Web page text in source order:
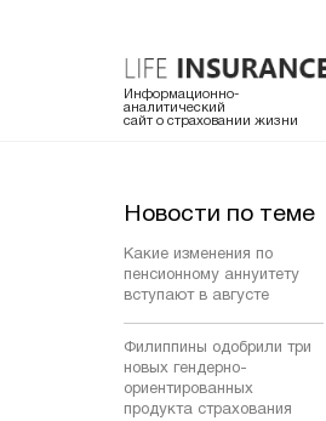
Информационно-
аналитический
сайт о страховании жизни
Новости по теме
Какие изменения по
пенсионному аннуитету
вступают в августе
Филиппины одобрили три
новых гендерно-
ориентированных
продукта страхования